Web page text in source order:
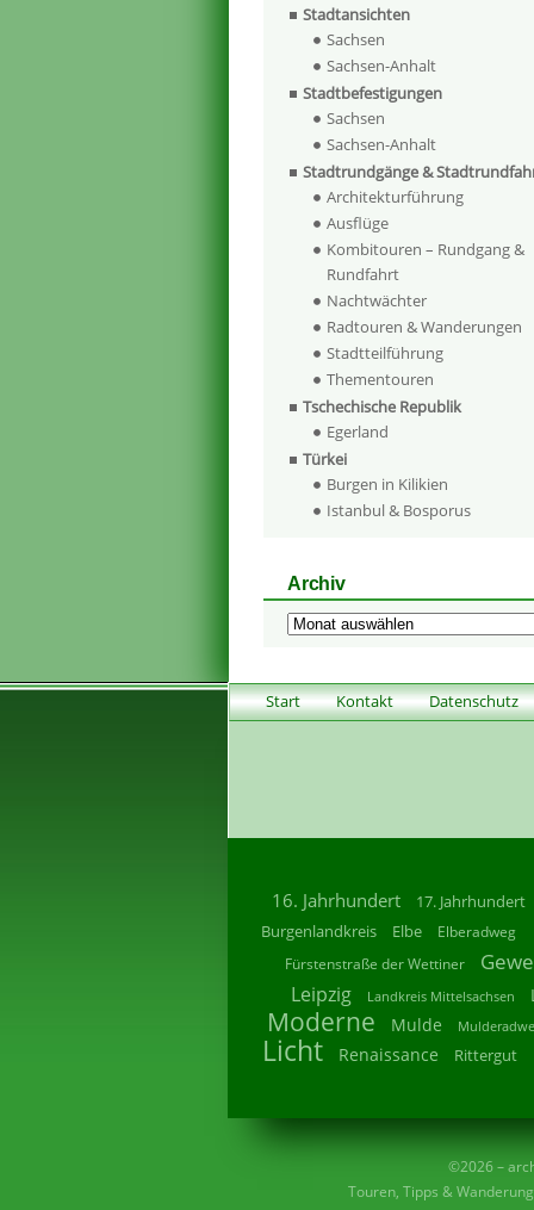
Stadtansichten
Sachsen
Sachsen-Anhalt
Stadtbefestigungen
Sachsen
Sachsen-Anhalt
Stadtrundgänge &
Architekturführung
Ausflüge
Kombitouren – Rundgang &
Rundfahrt
Nachtwächter
Radtouren & Wanderungen
Stadtteilführung
Thementouren
Tschechische Republik
Egerland
Türkei
Burgen in Kilikien
Istanbul & Bosporus
Archiv
Archiv
Start Kontakt Datenschutz
16. Jahrhundert 17. Jahrhundert
Burgenlandkreis Elbe Elberadweg
Fürstenstraße der Wettiner
Leipzig Landkreis Mittelsachsen
Moderne Mulde
Licht Renaissance Rittergut
©2026 –
Touren, Tipps &